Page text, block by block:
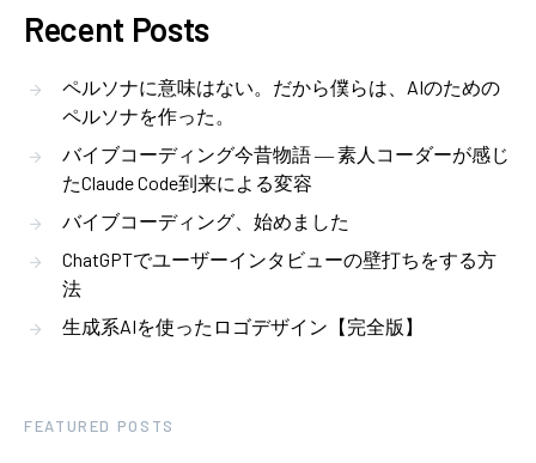
Recent Posts
ペルソナに意味はない。だから僕らは、AIのための
ペルソナを作った。
バイブコーディング今昔物語 ― 素人コーダーが感じ
たClaude Code到来による変容
バイブコーディング、始めました
ChatGPTでユーザーインタビューの壁打ちをする方
法
生成系AIを使ったロゴデザイン【完全版】
FEATURED POSTS